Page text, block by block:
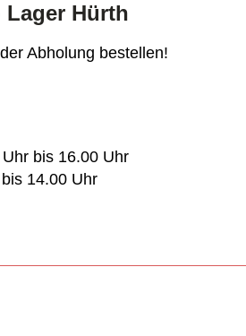
Hürth
Abholung bestellen!
bis 16.00 Uhr
14.00 Uhr